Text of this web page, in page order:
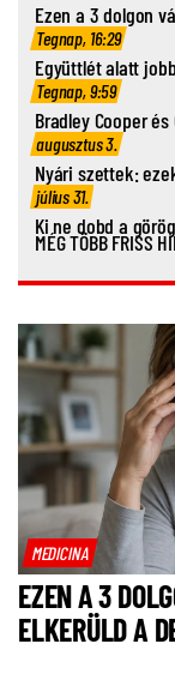
Ezen a 3 dolgon
Tegnap, 16:29
Együttlét alatt
Tegnap, 9:59
Bradley Cooper
augusztus 3.
Nyári szettek:
július 31.
Ki ne dobd a
MÉG TÖBB FRISS
MEDICINA
EZEN A 3
ELKERÜLD A